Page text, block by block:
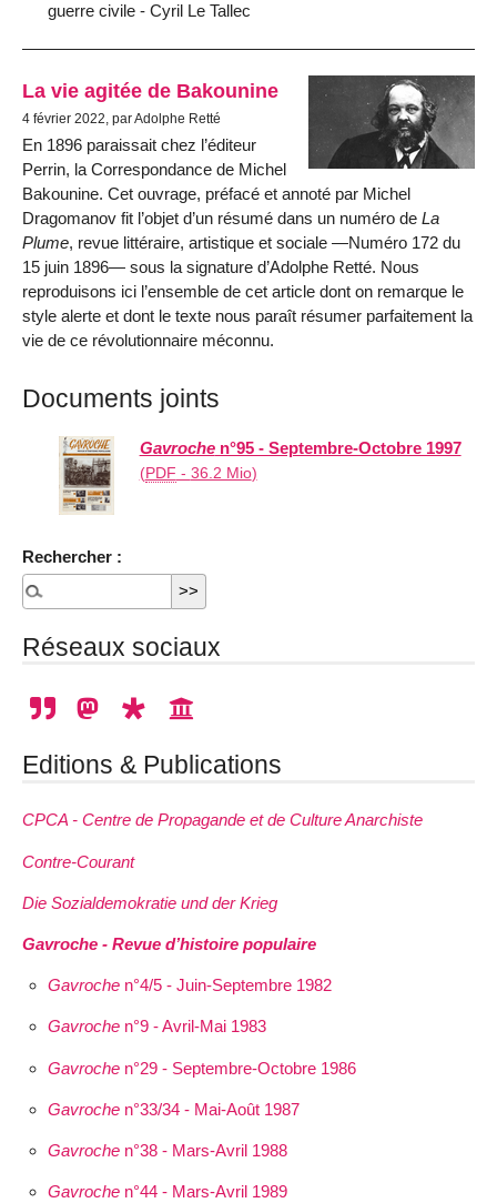
guerre civile - Cyril Le Tallec
La vie agitée de Bakounine
4 février 2022, par Adolphe Retté
En 1896 paraissait chez l’éditeur
Perrin, la Correspondance de Michel
Bakounine. Cet ouvrage, préfacé et annoté par Michel
Dragomanov fit l’objet d’un résumé dans un numéro de La
Plume, revue littéraire, artistique et sociale —Numéro 172 du
15 juin 1896— sous la signature d’Adolphe Retté. Nous
reproduisons ici l’ensemble de cet article dont on remarque le
style alerte et dont le texte nous paraît résumer parfaitement la
vie de ce révolutionnaire méconnu.
Documents joints
Gavrochen°95 - Septembre-Octobre 1997
(PDF - 36.2 Mio)
Rechercher :
Réseaux sociaux
Editions & Publications
CPCA - Centre de Propagande et de Culture Anarchiste
Contre-Courant
Die Sozialdemokratie und der Krieg
Gavroche - Revue d’histoire populaire
Gavrochen°4/5 - Juin-Septembre 1982
Gavrochen°9 - Avril-Mai 1983
Gavrochen°29 - Septembre-Octobre 1986
Gavrochen°33/34 - Mai-Août 1987
Gavrochen°38 - Mars-Avril 1988
Gavrochen°44 - Mars-Avril 1989